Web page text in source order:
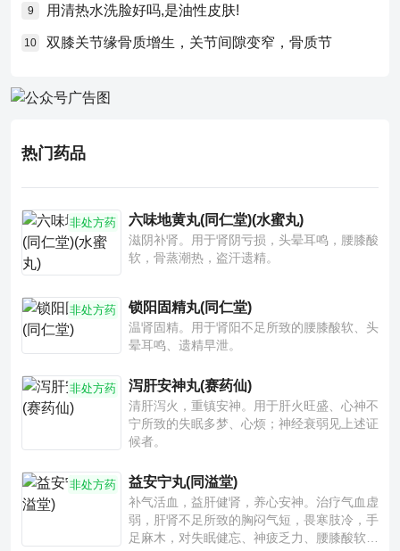
9 用清热水洗脸好吗,是油性皮肤!
10 双膝关节缘骨质增生，关节间隙变窄，骨质节
热门药品
非处方药 六味地黄丸(同仁堂)(水蜜丸)
滋阴补肾。用于肾阴亏损，头晕耳鸣，腰膝酸
软，骨蒸潮热，盗汗遗精。
非处方药 锁阳固精丸(同仁堂)
温肾固精。用于肾阳不足所致的腰膝酸软、头
晕耳鸣、遗精早泄。
非处方药 泻肝安神丸(赛药仙)
清肝泻火，重镇安神。用于肝火旺盛、心神不
宁所致的失眠多梦、心烦；神经衰弱见上述证
候者。
非处方药 益安宁丸(同溢堂)
补气活血，益肝健肾，养心安神。治疗气血虚
弱，肝肾不足所致的胸闷气短，畏寒肢冷，手
足麻木，对失眠健忘、神疲乏力、腰膝酸软也